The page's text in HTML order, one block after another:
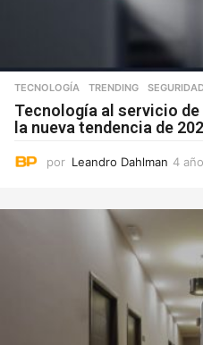
TECNOLOGÍA ,TRENDING
Tecnología al servicio de
la nueva tendencia de
por Leandro Dahlman 4